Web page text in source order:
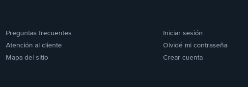
Preguntas frecuentes
Atención al cliente
Mapa del sitio
Iniciar sesión
Olvidé mi contraseña
Crear cuenta